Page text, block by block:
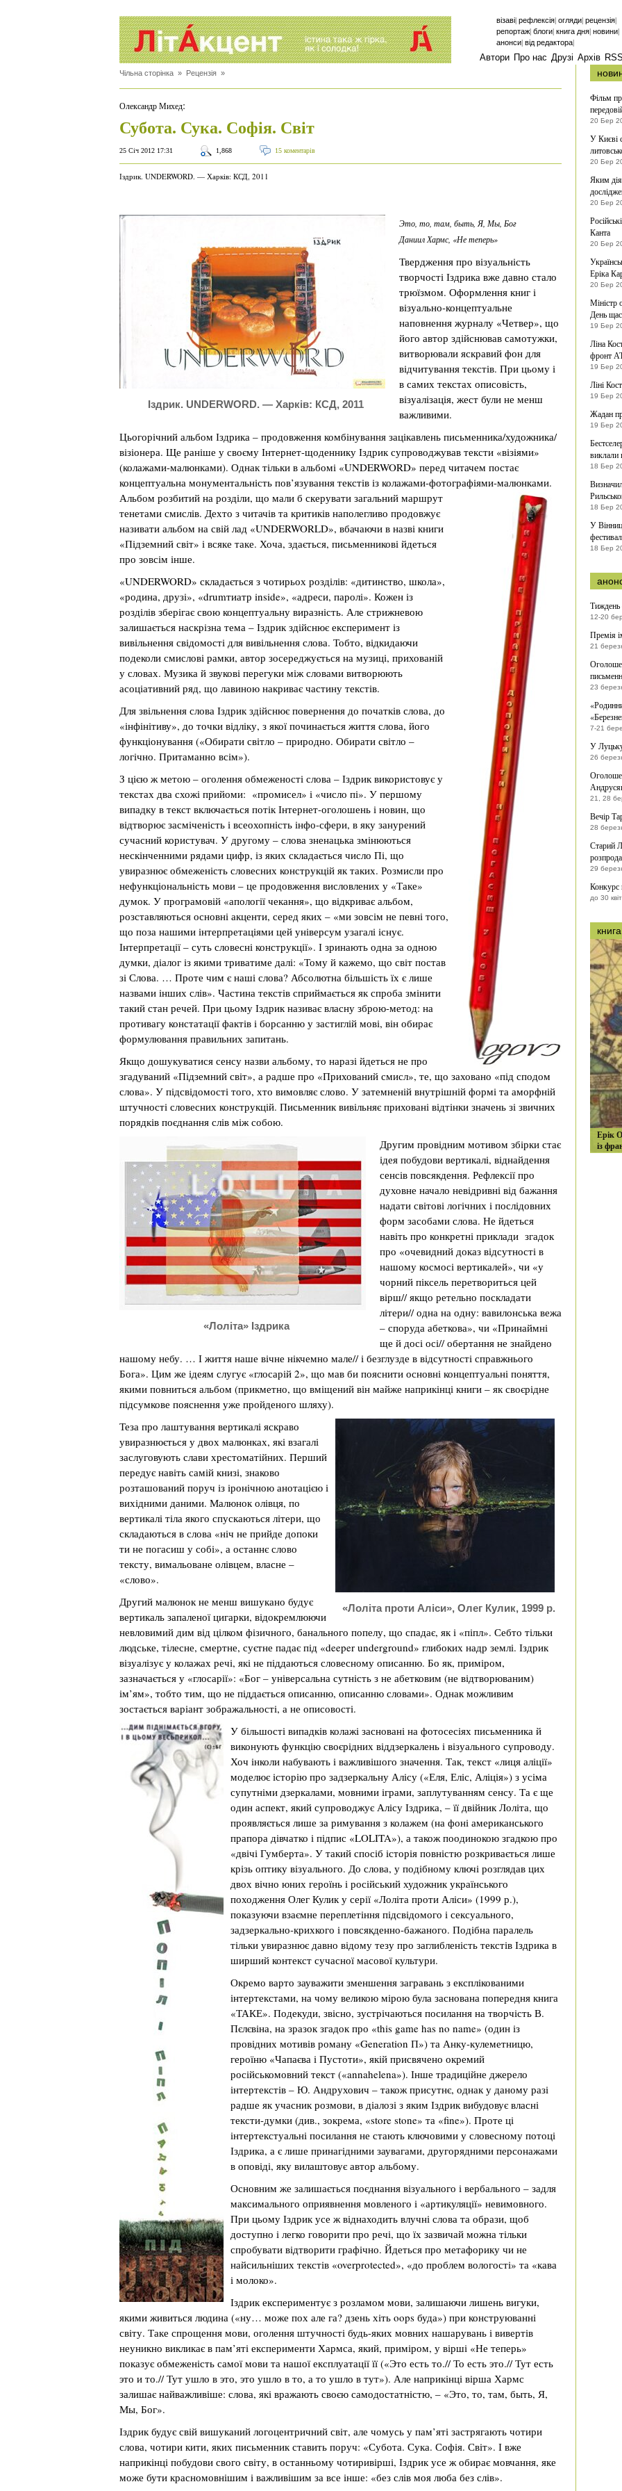
візаві| рефлексія| огляди| рецензія|
репортаж| блоги| книга дня| новини|
анонси| від редактора|
Автори Про нас Друзі Архів RSS
Чільна сторінка » Рецензія »
Олександр Михед:
Субота. Сука. Софія. Світ
25 Січ 2012 17:31 1,868 15 коментарів
Іздрик. UNDERWORD. — Харків: КСД, 2011
Іздрик. UNDERWORD. — Харків: КСД, 2011
Это, то, там, быть, Я, Мы, Бог
Даниил Хармс, «Не теперь»
Твердження про візуальність
творчості Іздрика вже давно стало
трюїзмом. Оформлення книг і
візуально-концептуальне
наповнення журналу «Четвер», що
його автор здійснював самотужки,
витворювали яскравий фон для
відчитування текстів. При цьому і
в самих текстах описовість,
візуалізація, жест були не менш
важливими.
Цьогорічний альбом Іздрика – продовження комбінування зацікавлень письменника/художника/
візіонера. Ще раніше у своєму Інтернет-щоденнику Іздрик супроводжував тексти «візіями»
(колажами-малюнками). Однак тільки в альбомі «UNDERWORD» перед читачем постає
концептуальна монументальність пов’язування текстів із колажами-фотографіями-малюнками.
Альбом розбитий на розділи, що мали б скерувати загальний маршрут
тенетами смислів. Дехто з читачів та критиків наполегливо продовжує
називати альбом на свій лад «UNDERWORLD», вбачаючи в назві книги
«Підземний світ» і всяке таке. Хоча, здається, письменникові йдеться
про зовсім інше.
«UNDERWORD» складається з чотирьох розділів: «дитинство, школа»,
«родина, друзі», «drumтиатр inside», «адреси, паролі». Кожен із
розділів зберігає свою концептуальну виразність. Але стрижневою
залишається наскрізна тема – Іздрик здійснює експеримент із
вивільнення свідомості для вивільнення слова. Тобто, відкидаючи
подеколи смислові рамки, автор зосереджується на музиці, прихованій
у словах. Музика й звукові перегуки між словами витворюють
асоціативний ряд, що лавиною накриває частину текстів.
Для звільнення слова Іздрик здійснює повернення до початків слова, до
«інфінітиву», до точки відліку, з якої починається життя слова, його
функціонування («Обирати світло – природно. Обирати світло –
логічно. Притаманно всім»).
З цією ж метою – оголення обмеженості слова – Іздрик використовує у
текстах два схожі прийоми: «промисел» і «число пі». У першому
випадку в текст включається потік Інтернет-оголошень і новин, що
відтворює засміченість і всеохопність інфо-сфери, в яку занурений
сучасний користувач. У другому – слова зненацька змінюються
нескінченними рядами цифр, із яких складається число Пі, що
увиразнює обмеженість словесних конструкцій як таких. Розмисли про
нефункціональність мови – це продовження висловлених у «Таке»
думок. У програмовій «апології чекання», що відкриває альбом,
розставляються основні акценти, серед яких – «ми зовсім не певні того,
що поза нашими інтерпретаціями цей універсум узагалі існує.
Інтерпретації – суть словесні конструкції». І зринають одна за одною
думки, діалог із якими триватиме далі: «Тому й кажемо, що світ постав
зі Слова. … Проте чим є наші слова? Абсолютна більшість їх є лише
назвами інших слів». Частина текстів сприймається як спроба змінити
такий стан речей. При цьому Іздрик називає власну зброю-метод: на
противагу констатації фактів і борсанню у застиглій мові, він обирає
формулювання правильних запитань.
Якщо дошукуватися сенсу назви альбому, то наразі йдеться не про
згадуваний «Підземний світ», а радше про «Прихований смисл», те, що заховано «під сподом
слова». У підсвідомості того, хто вимовляє слово. У затемненій внутрішній формі та аморфній
штучності словесних конструкцій. Письменник вивільняє приховані відтінки значень зі звичних
порядків поєднання слів між собою.
«Лоліта» Іздрика
Другим провідним мотивом збірки стає
ідея побудови вертикалі, віднайдення
сенсів повсякдення. Рефлексії про
духовне начало невідривні від бажання
надати світові логічних і послідовних
форм засобами слова. Не йдеться
навіть про конкретні приклади згадок
про «очевидний доказ відсутності в
нашому космосі вертикалей», чи «у
чорний піксель перетвориться цей
вірш// якщо ретельно поскладати
літери// одна на одну: вавилонська вежа
– споруда абеткова», чи «Принаймні
ще й досі осі// обертання не знайдено
нашому небу. … І життя наше вічне нікчемно мале// і безглузде в відсутності справжнього
Бога». Цим же ідеям слугує «глосарій 2», що мав би пояснити основні концептуальні поняття,
якими повниться альбом (прикметно, що вміщений він майже наприкінці книги – як своєрідне
підсумкове пояснення уже пройденого шляху).
«Лоліта проти Аліси», Олег Кулик, 1999 р.
Теза про лаштування вертикалі яскраво
увиразнюється у двох малюнках, які взагалі
заслуговують слави хрестоматійних. Перший
передує навіть самій книзі, знаково
розташований поруч із іронічною анотацією і
вихідними даними. Малюнок олівця, по
вертикалі тіла якого спускаються літери, що
складаються в слова «ніч не прийде допоки
ти не погасиш у собі», а останнє слово
тексту, вимальоване олівцем, власне –
«слово».
Другий малюнок не менш вишукано будує
вертикаль запаленої цигарки, відокремлюючи
невловимий дим від цілком фізичного, банального попелу, що спадає, як і «піпл». Себто тільки
людське, тілесне, смертне, суєтне падає під «deeper underground» глибоких надр землі. Іздрик
візуалізує у колажах речі, які не піддаються словесному описанню. Бо як, приміром,
зазначається у «глосарії»: «Бог – універсальна сутність з не абетковим (не відтворюваним)
ім’ям», тобто тим, що не піддається описанню, описанню словами». Однак можливим
зостається варіант зображальності, а не описовості.
У більшості випадків колажі засновані на фотосесіях письменника й
виконують функцію своєрідних віддзеркалень і візуального супроводу.
Хоч інколи набувають і важливішого значення. Так, текст «лиця аліції»
моделює історію про задзеркальну Алісу («Еля, Еліс, Аліція») з усіма
супутніми дзеркалами, мовними іграми, заплутуванням сенсу. Та є ще
один аспект, який супроводжує Алісу Іздрика, – її двійник Лоліта, що
проявляється лише за римування з колажем (на фоні американського
прапора дівчатко і підпис «LOLITA»), а також поодинокою згадкою про
«двічі Гумберта». У такий спосіб історія повністю розкривається лише
крізь оптику візуального. До слова, у подібному ключі розглядав цих
двох вічно юних героїнь і російський художник українського
походження Олег Кулик у серії «Лоліта проти Аліси» (1999 р.),
показуючи взаємне переплетіння підсвідомого і сексуального,
задзеркально-крихкого і повсякденно-бажаного. Подібна паралель
тільки увиразнює давно відому тезу про заглибленість текстів Іздрика в
ширший контекст сучасної масової культури.
Окремо варто зауважити зменшення загравань з експлікованими
інтертекстами, на чому великою мірою була заснована попередня книга
«ТАКЕ». Подекуди, звісно, зустрічаються посилання на творчість В.
Пєлєвіна, на зразок згадок про «this game has no name» (один із
провідних мотивів роману «Generation П») та Анку-кулеметницю,
героїню «Чапаєва і Пустоти», якій присвячено окремий
російськомовний текст («annahelena»). Інше традиційне джерело
інтертекстів – Ю. Андрухович – також присутнє, однак у даному разі
радше як учасник розмови, в діалозі з яким Іздрик вибудовує власні
тексти-думки (див., зокрема, «store stone» та «fine»). Проте ці
інтертекстуальні посилання не стають ключовими у словесному потоці
Іздрика, а є лише принагідними заувагами, другорядними персонажами
в оповіді, яку вилаштовує автор альбому.
Основним же залишається поєднання візуального і вербального – задля
максимального оприявнення мовленого і «артикуляції» невимовного.
При цьому Іздрик усе ж віднаходить влучні слова та образи, щоб
доступно і легко говорити про речі, що їх зазвичай можна тільки
спробувати відтворити графічно. Йдеться про метафорику чи не
найсильніших текстів «overprotected», «до проблем вологості» та «кава
і молоко».
Іздрик експериментує з розламом мови, залишаючи лишень вигуки,
якими живиться людина («ну… може пох але га? дзень хіть oops буда») при конструюванні
світу. Таке спрощення мови, оголення штучності будь-яких мовних нашарувань і вивертів
неуникно викликає в пам’яті експерименти Хармса, який, приміром, у вірші «Не теперь»
показує обмеженість самої мови та нашої експлуатації її («Это есть то.// То есть это.// Тут есть
это и то.// Тут ушло в это, это ушло в то, а то ушло в тут»). Але наприкінці вірша Хармс
залишає найважливіше: слова, які вражають своєю самодостатністю, – «Это, то, там, быть, Я,
Мы, Бог».
Іздрик будує свій вишуканий логоцентричний світ, але чомусь у пам’яті застрягають чотири
слова, чотири кити, яких письменник ставить поруч: «Субота. Сука. Софія. Світ». І вже
наприкінці побудови свого світу, в останньому чотиривірші, Іздрик усе ж обирає мовчання, яке
може бути красномовнішим і важливішим за все інше: «без слів моя люба без слів».
Фільм
20 Бер
У Києві
20 Бер
Яким
20 Бер
Канта
20 Бер
Еріка
20 Бер
Міністр
День
19 Бер
Ліна
фронт
19 Бер
Ліні
19 Бер
Жадан
19 Бер
виклали
18 Бер
18 Бер
У
18 Бер
Тиждень
12-20
Премія
21
23
7-21
У
26
21, 28
Вечір
28
Старий
29
до 30
Ерік
із